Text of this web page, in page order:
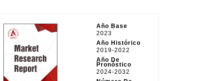
Año Base
2023
Año Histórico
2019-2022
Año De
Pronóstico
2024-2032